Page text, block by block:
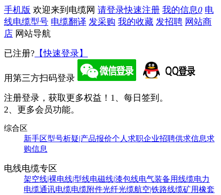
手机版 欢迎来到电缆网 请登录快速注册 我的信息0 电
线电缆型号 电缆翻译 发采购 我的收藏 发招聘 网站商
店 网站导航
已注册? 【快速登录】
用第三方扫码登录
注册登录，获取更多权益！ 1、每日签到。
2、更多会员功能。
综合区
新手区型号析疑|产品报价个人求职企业招聘供求信息求
购信息
电线电缆专区
架空线|裸电线|型线电磁线|漆包线电气装备用线缆电力
电缆通讯电缆电缆附件光纤光缆航空|铁路线缆矿用橡套